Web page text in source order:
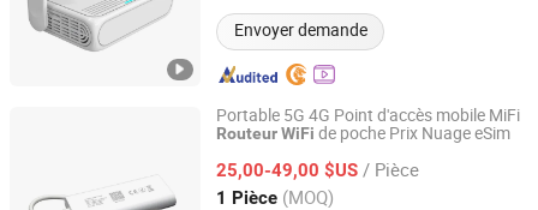
Envoyer demande
Portable 5G 4G Point d'accès mobile MiFi
RouteurWiFi de poche Prix Nuage eSim
25,00-49,00 $US / Pièce
1 Pièce (MOQ)
Shenzhen E-Lins Communication Co., Limited
Guangdong, China Depuis 2008